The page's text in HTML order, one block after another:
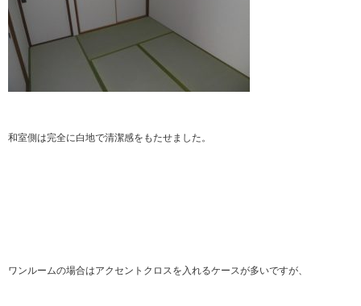
和室側は完全に白地で清潔感をもたせました。
ワンルームの場合はアクセントクロスを入れるケースが多いですが、